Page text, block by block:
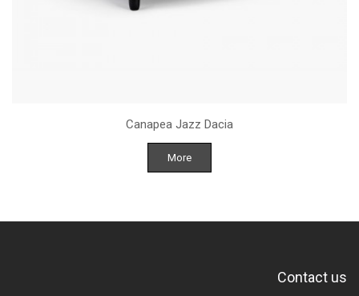
Canapea Jazz Dacia
More
Contact us